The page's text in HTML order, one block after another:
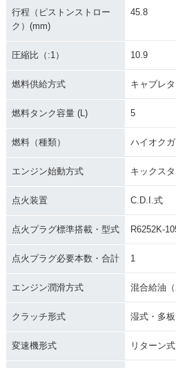
2001年 KX85-2
2000年 KX85-2
行程（ピストンストロー
ク）(mm)
45.8
圧縮比（:1） 10.9
燃料供給方式 キャブレ
燃料タンク容量 (L) 5
燃料（種類） ハイオク
エンジン始動方式 キックス
点火装置 C.D.I.式
点火プラグ標準搭載・型式 R6252K-
点火プラグ必要本数・合計 1
エンジン潤滑方式 混合給油（
クラッチ形式 湿式・多板
変速機形式 リターン